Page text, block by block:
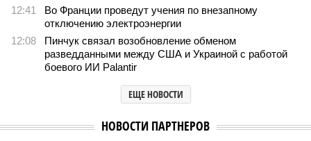
12:41
Во Франции проведут учения по внезапному
отключению электроэнергии
12:08
Пинчук связал возобновление обменом
разведданными между США и Украиной с работой
боевого ИИ Palantir
ЕЩЕ НОВОСТИ
НОВОСТИ ПАРТНЕРОВ